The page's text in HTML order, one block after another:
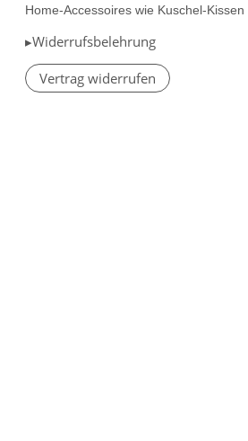
Home-Accessoires wie Kuschel-Kissen
▸Widerrufsbelehrung
Vertrag widerrufen